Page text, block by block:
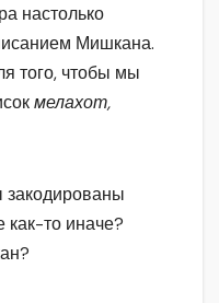
настолько
Мишкана.
того, чтобы мы
мелахот,
как-то иначе?